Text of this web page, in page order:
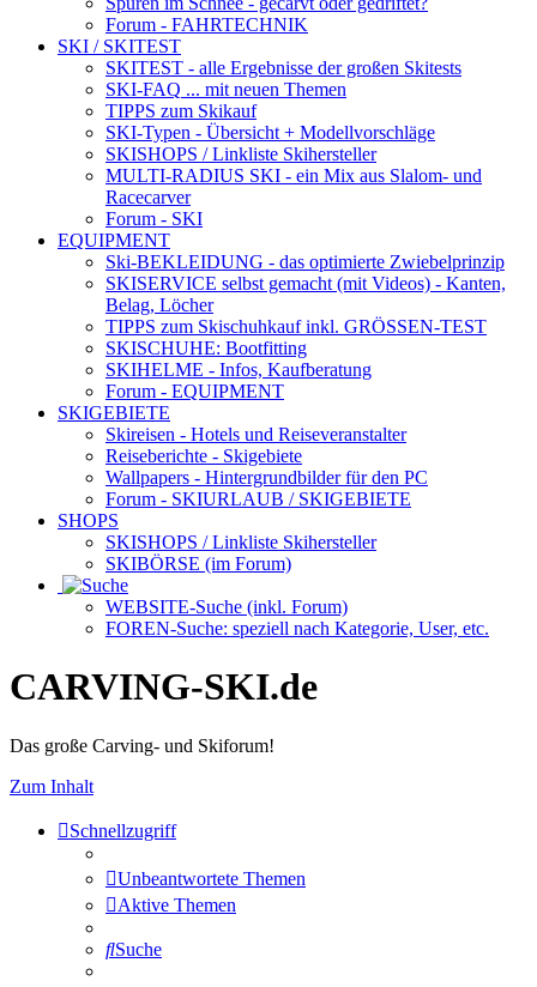
Forum - FAHRTECHNIK
SKI / SKITEST
SKITEST - alle Ergebnisse der großen Skitests
SKI-FAQ ... mit neuen Themen
TIPPS zum Skikauf
SKI-Typen - Übersicht + Modellvorschläge
SKISHOPS / Linkliste Skihersteller
MULTI-RADIUS SKI - ein Mix aus Slalom- und
Racecarver
Forum - SKI
EQUIPMENT
Ski-BEKLEIDUNG - das optimierte Zwiebelprinzip
SKISERVICE selbst gemacht (mit Videos) - Kanten,
Belag, Löcher
TIPPS zum Skischuhkaufinkl. GRÖSSEN-TEST
SKISCHUHE: Bootfitting
SKIHELME - Infos, Kaufberatung
Forum - EQUIPMENT
SKIGEBIETE
Skireisen - Hotels und Reiseveranstalter
Reiseberichte - Skigebiete
Wallpapers - Hintergrundbilder für den PC
Forum - SKIURLAUB / SKIGEBIETE
SHOPS
SKISHOPS / Linkliste Skihersteller
SKIBÖRSE (im Forum)
WEBSITE-Suche (inkl. Forum)
FOREN-Suche: speziell nach Kategorie, User, etc.
CARVING-SKI.de
Das große Carving- und Skiforum!
Zum Inhalt
Schnellzugriff
Unbeantwortete Themen
Aktive Themen
Suche